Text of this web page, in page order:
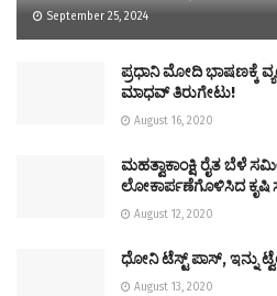
September 25, 2024
ಪ್ರಧಾನಿ ಮೋದಿ ಭಾಷಣಕ್ಕೆ
ಮಾಧವ್ ತಿರುಗೇಟು!
August 16, 2020
ಮಹತ್ವಾಕಾಂಕ್ಷಿ ರೈತ ಬೆಳೆ
ಲೋಕಾರ್ಪಣೆಗೊಳಿಸಿದ
August 12, 2020
ಧೋನಿ ಟೆಸ್ಟ್ ಪಾಸ್, ಇನ್ನು
August 13, 2020